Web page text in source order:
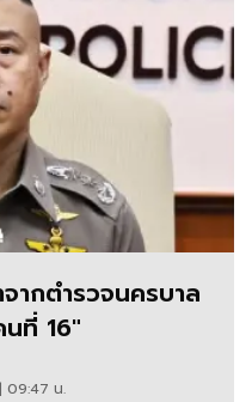
ากตำรวจนครบาล
ที่ 16"
09:47 น.